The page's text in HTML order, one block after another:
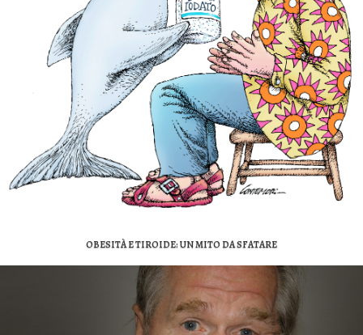
OBESITÀ E TIROIDE: UN MITO DA SFATARE